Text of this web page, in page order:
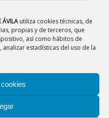
ÁVILA utiliza cookies técnicas, de
propias y de terceros, que
así como hábitos de
estadísticas del uso de la
PALENCIA